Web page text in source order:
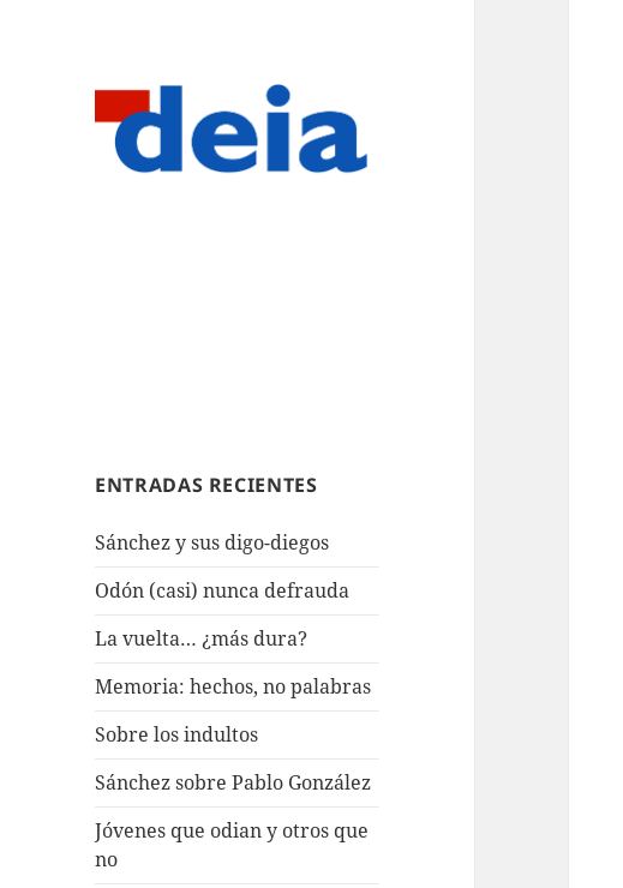
ENTRADAS RECIENTES
Sánchez y sus digo-diegos
Odón (casi) nunca defrauda
La vuelta… ¿más dura?
Memoria: hechos, no palabras
Sobre los indultos
Sánchez sobre Pablo González
Jóvenes que odian y otros que
no